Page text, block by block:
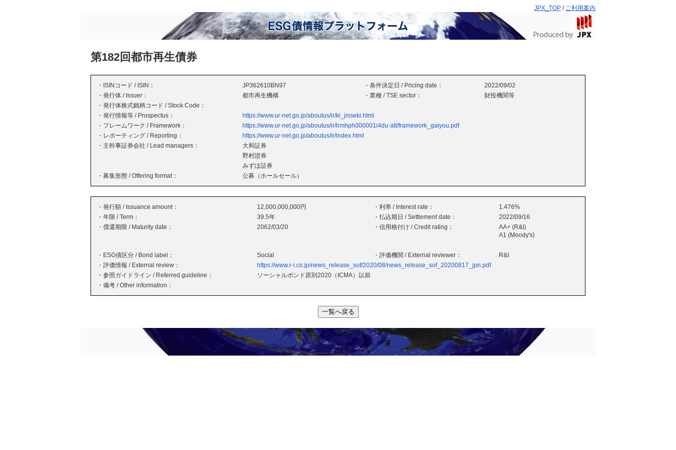
JPX_TOP / ご利用案内
第182回都市再生債券
・ISINコード / ISIN： JP362610BN97 ・条件決定日 / Pricing date：
2022/09/02
・発行体 / Issuer：
都市再生機構 ・業種 / TSE sector：
財投機関等
・発行体株式銘柄コード / Stock Code：
・発行情報等 / Prospectus：
https://www.ur-net.go.jp/aboutus/ir/ki_jisseki.html
・フレームワーク / Framework：
https://www.ur-net.go.jp/aboutus/ir/lrmhph000001i4du-att/framework_gaiyou.pdf
・レポーティング / Reporting：
https://www.ur-net.go.jp/aboutus/ir/index.html
・主幹事証券会社 / Lead managers：
大和証券
野村證券
みずほ証券
・募集形態 / Offering format：
公募（ホールセール）
・発行額 / Issuance amount： 12,000,000,000円 ・利率 / Interest rate：
1.476%
・年限 / Term：
39.5年 ・払込期日 / Settlement date：
2022/09/16
・償還期限 / Maturity date：
2062/03/20 ・信用格付け / Credit rating：
AA+ (R&I)
A1 (Moody's)
・ESG債区分 / Bond label： Social ・評価機関 / External reviewer：
R&I
・評価情報 / External review：
https://www.r-i.co.jp/news_release_sof/2020/08/news_release_sof_20200817_jpn.pdf
・参照ガイドライン / Referred guideline：
ソーシャルボンド原則2020（ICMA）以前
・備考 / Other information：
一覧へ戻る